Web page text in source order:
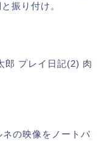
振り付け。
郎 プレイ日記(2) 肉
ネの映像をノートパ